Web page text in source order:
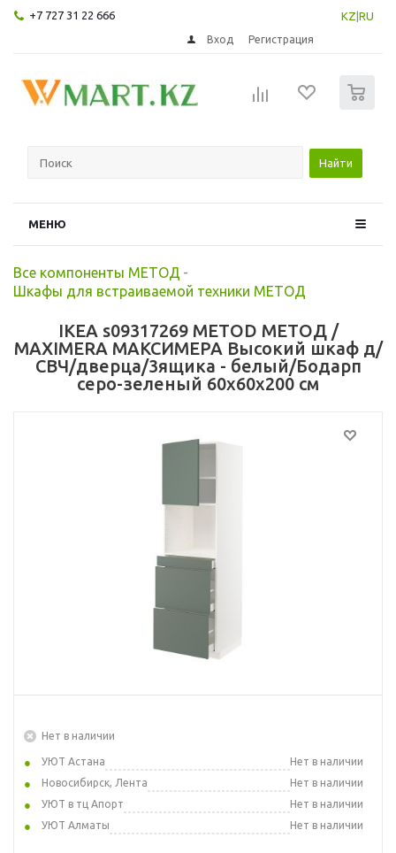
+7 727 31 22 666 KZ RU
Вход Регистрация
Найти
МЕНЮ
Все компоненты МЕТОД -
Шкафы для встраиваемой техники МЕТОД
IKEA s09317269 METOD МЕТОД /
MAXIMERA МАКСИМЕРА Высокий шкаф д/
СВЧ/дверца/3ящика - белый/Бодарп
серо-зеленый 60x60x200 см
Нет в наличии
УЮТ Астана
Нет в наличии
Новосибирск, Лента
Нет в наличии
УЮТ в тц Апорт
Нет в наличии
УЮТ Алматы
Нет в наличии